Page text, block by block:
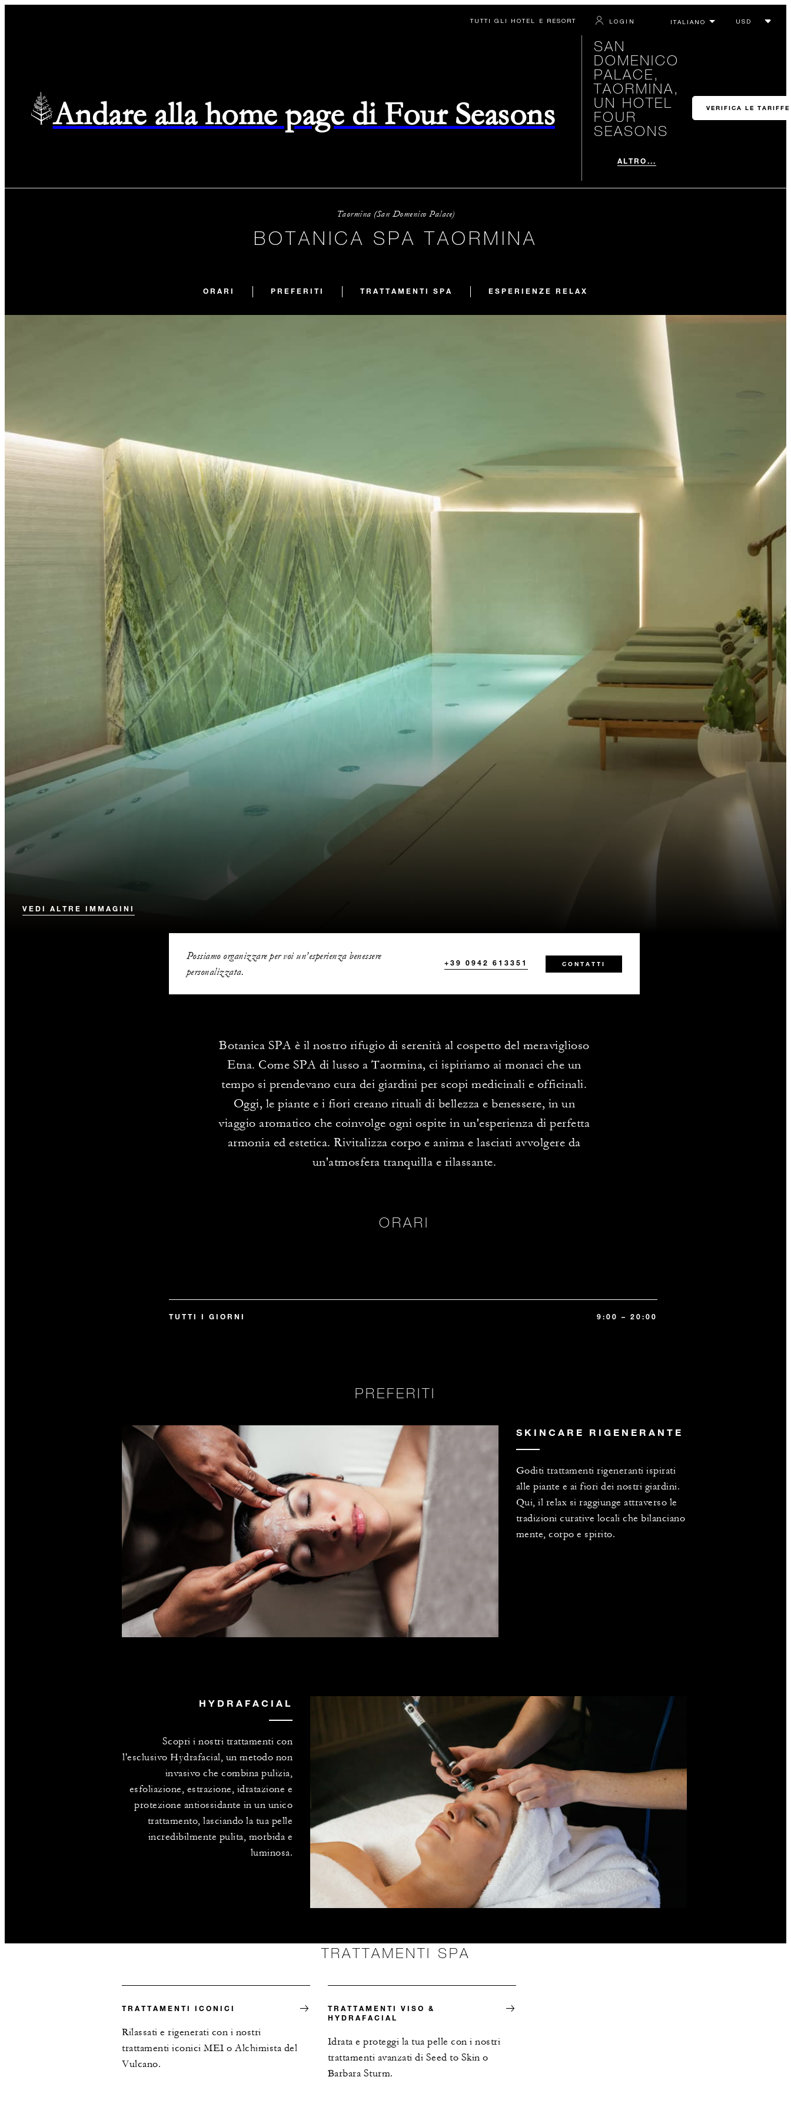
TUTTI GLI HOTEL E RESORT LOGIN
Andare alla home page di Four Seasons
SAN
DOMENICO
PALACE,
TAORMINA,
UN HOTEL
FOUR
SEASONS
ALTRO...
VERIFICA LE TARIFFE
Taormina (San Domenico Palace)
BOTANICA SPA TAORMINA
ORARI PREFERITI TRATTAMENTI SPA ESPERIENZE RELAX
VEDI ALTRE IMMAGINI
Possiamo organizzare per voi un’esperienza benessere
personalizzata.
+39 0942 613351 CONTATTI
Botanica SPA è il nostro rifugio di serenità al cospetto del meraviglioso
Etna. Come SPA di lusso a Taormina, ci ispiriamo ai monaci che un
tempo si prendevano cura dei giardini per scopi medicinali e officinali.
Oggi, le piante e i fiori creano rituali di bellezza e benessere, in un
viaggio aromatico che coinvolge ogni ospite in un'esperienza di perfetta
armonia ed estetica. Rivitalizza corpo e anima e lasciati avvolgere da
un'atmosfera tranquilla e rilassante.
ORARI
TUTTI I GIORNI 9:00 – 20:00
PREFERITI
SKINCARE RIGENERANTE
Goditi trattamenti rigeneranti ispirati
alle piante e ai fiori dei nostri giardini.
Qui, il relax si raggiunge attraverso le
tradizioni curative locali che bilanciano
mente, corpo e spirito.
HYDRAFACIAL
Scopri i nostri trattamenti con
l'esclusivo Hydrafacial, un metodo non
invasivo che combina pulizia,
esfoliazione, estrazione, idratazione e
protezione antiossidante in un unico
trattamento, lasciando la tua pelle
incredibilmente pulita, morbida e
luminosa.
TRATTAMENTI SPA
TRATTAMENTI ICONICI
Rilassati e rigenerati con i nostri
trattamenti iconici MEI o Alchimista del
Vulcano.
TRATTAMENTI VISO &
HYDRAFACIAL
Idrata e proteggi la tua pelle con i nostri
trattamenti avanzati di Seed to Skin o
Barbara Sturm.